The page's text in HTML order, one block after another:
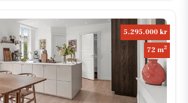
5.295.000 kr
72 m2